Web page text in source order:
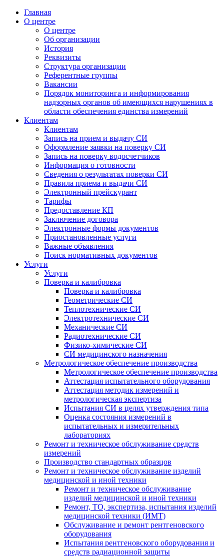
Главная
О центре
О центре
Об организации
История
Реквизиты
Структура организации
Референтные группы
Вакансии
Порядок мониторинга и информирования
надзорных органов об имеющихся нарушениях в
области обеспечения единства измерений
Клиентам
Клиентам
Запись на прием и выдачу СИ
Оформление заявки на поверку СИ
Запись на поверку водосчетчиков
Информация о готовности
Сведения о результатах поверки СИ
Правила приема и выдачи СИ
Электронный прейскурант
Тарифы
Предоставление КП
Заключение договора
Электронные формы документов
Приостановленные услуги
Важные объявления
Поиск нормативных документов
Услуги
Услуги
Поверка и калибровка
Поверка и калибровка
Геометрические СИ
Теплотехнические СИ
Электротехнические СИ
Механические СИ
Радиотехнические СИ
Физико-химические СИ
СИ медицинского назначения
Метрологическое обеспечение производства
Метрологическое обеспечение производства
Аттестация испытательного оборудования
Аттестация методик измерений и
метрологическая экспертиза
Испытания СИ в целях утверждения типа
Оценка состояния измерений в
испытательных и измерительных
лабораториях
Ремонт и техническое обслуживание средств
измерений
Производство стандартных образцов
Ремонт и техническое обслуживание изделий
медицинской и иной техники
Ремонт и техническое обслуживание
изделий медицинской и иной техники
Ремонт, ТО, экспертиза, испытания изделий
медицинской техники (ИМТ)
Обслуживание и ремонт рентгеновского
оборудования
Испытания рентгеновского оборудования и
средств радиационной защиты